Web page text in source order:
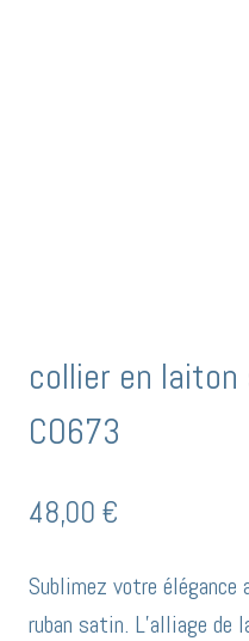
collier en
CO673
48,00 €
Sublimez votre
ruban satin. L’alliage